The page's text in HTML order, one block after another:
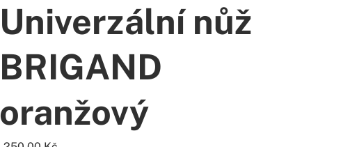
Univerzální nůž
BRIGAND
oranžový